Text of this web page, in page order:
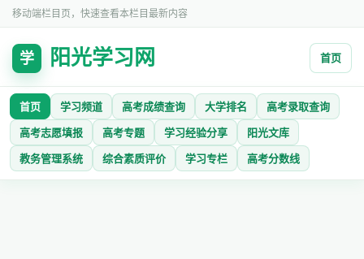
移动端栏目页，快速查看本栏目最新内容
学 阳光学习网 首页
首页 学习频道 高考成绩查询 大学排名 高考录取查询
高考志愿填报 高考专题 学习经验分享 阳光文库
教务管理系统 综合素质评价 学习专栏 高考分数线